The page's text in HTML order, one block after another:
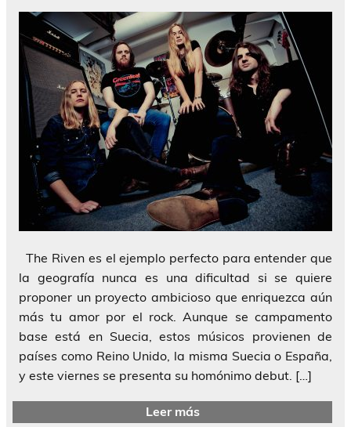
The Riven es el ejemplo perfecto para entender que
la geografía nunca es una dificultad si se quiere
proponer un proyecto ambicioso que enriquezca aún
más tu amor por el rock. Aunque se campamento
base está en Suecia, estos músicos provienen de
países como Reino Unido, la misma Suecia o España,
y este viernes se presenta su homónimo debut. […]
Leer más